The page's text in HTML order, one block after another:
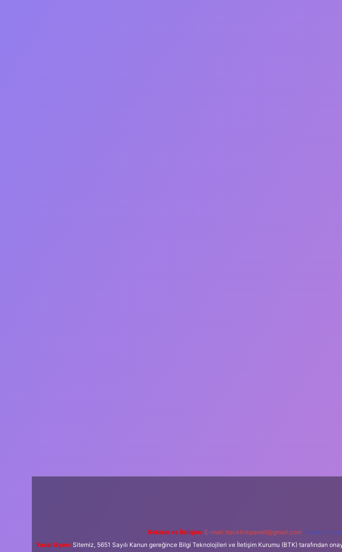
Reklam ve İletişim: E-mail: backlinkpaneli@gmail.com Teams:
Yasal Uyarı: Sitemiz, 5651 Sayılı Kanun gereğince Bilgi Teknolojileri ve İletişim Kurumu (BTK) tarafından